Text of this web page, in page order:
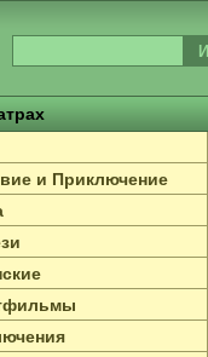
и Приключение